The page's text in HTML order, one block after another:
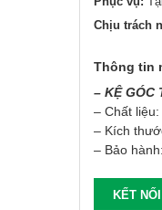
Chịu trách
Thông tin
– KỆ GÓC
– Chất liệu:
– Kích
– Bảo
KẾT